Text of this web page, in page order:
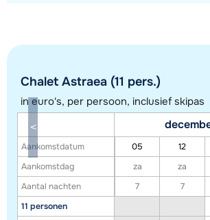
Toon alle accommodaties in dit gebied
Deze kaart geeft een indicatie van de ligging van
exacte locatie kan enigszins afwijken.
Chalet Astraea (11 pers.)
in euro's, per persoon, inclusief skipas
Aankomstdatum
Aankomstdag
Aantal nachten
11 personen
05 12
za
za
7
7